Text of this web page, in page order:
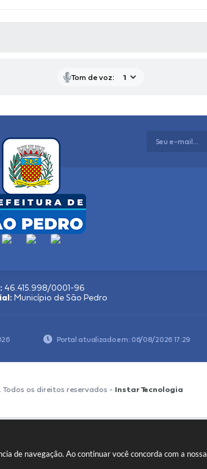
de navegação. Ao continuar você concorda com a nossa
Tom de voz:
46.415.998/0001-96
Município de São Pedro
Portal atualizado em: 06/08/2026 17:29
os direitos reservados - Instar Tecnologia